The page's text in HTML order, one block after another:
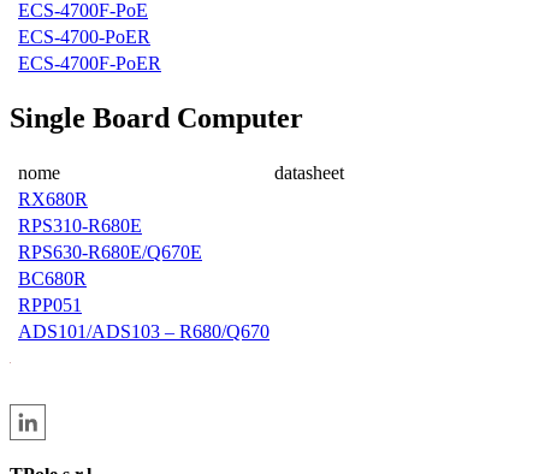
ECS-4700F-PoE
ECS-4700-PoER
ECS-4700F-PoER
Single Board Computer
nome
datasheet
RX680R
RPS310-R680E
RPS630-R680E/Q670E
BC680R
RPP051
ADS101/ADS103 – R680/Q670